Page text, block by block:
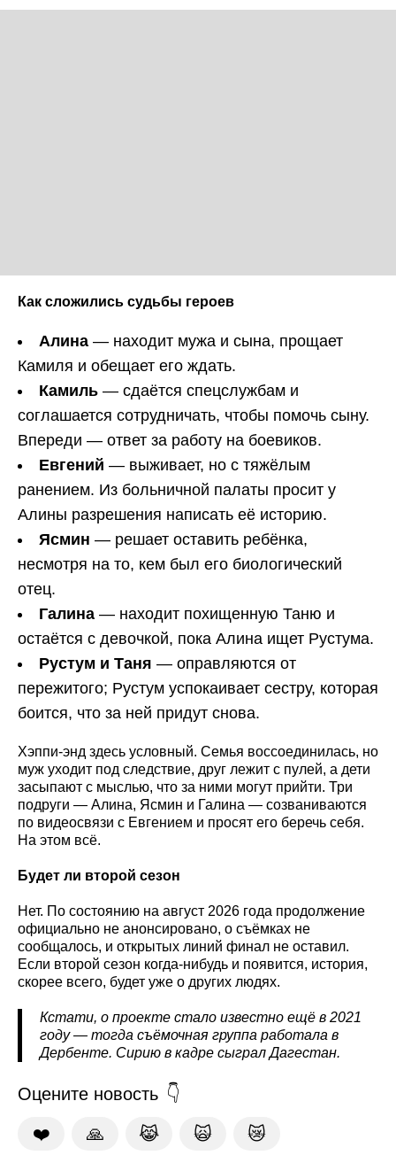
Как сложились судьбы героев
Алина — находит мужа и сына, прощает
Камиля и обещает его ждать.
Камиль — сдаётся спецслужбам и
соглашается сотрудничать, чтобы помочь сыну.
Впереди — ответ за работу на боевиков.
Евгений — выживает, но с тяжёлым
ранением. Из больничной палаты просит у
Алины разрешения написать её историю.
Ясмин — решает оставить ребёнка,
несмотря на то, кем был его биологический
отец.
Галина — находит похищенную Таню и
остаётся с девочкой, пока Алина ищет Рустума.
Рустум и Таня — оправляются от
пережитого; Рустум успокаивает сестру, которая
боится, что за ней придут снова.
Хэппи-энд здесь условный. Семья воссоединилась, но
муж уходит под следствие, друг лежит с пулей, а дети
засыпают с мыслью, что за ними могут прийти. Три
подруги — Алина, Ясмин и Галина — созваниваются
по видеосвязи с Евгением и просят его беречь себя.
На этом всё.
Будет ли второй сезон
Нет. По состоянию на август 2026 года продолжение
официально не анонсировано, о съёмках не
сообщалось, и открытых линий финал не оставил.
Если второй сезон когда-нибудь и появится, история,
скорее всего, будет уже о других людях.
Кстати, о проекте стало известно ещё в 2021
году — тогда съёмочная группа работала в
Дербенте. Сирию в кадре сыграл Дагестан.
Оцените новость
❤️ 🙏 😹 🙀 😿